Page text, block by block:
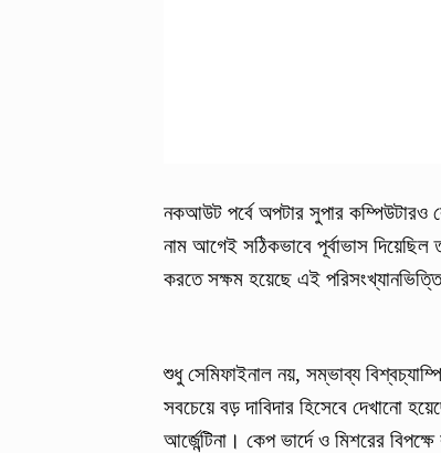
নকআউট পর্বে অপটার সুপার কম্পিউটারও
নাম আগেই সঠিকভাবে পূর্বাভাস
করতে সক্ষম হয়েছে এই
শুধু সেমিফাইনাল নয়, সম্ভাব্য
সবচেয়ে বড় দাবিদার হিসেবে দেখানো
আর্জেন্টিনা। কেপ ভার্দে ও মিশরের